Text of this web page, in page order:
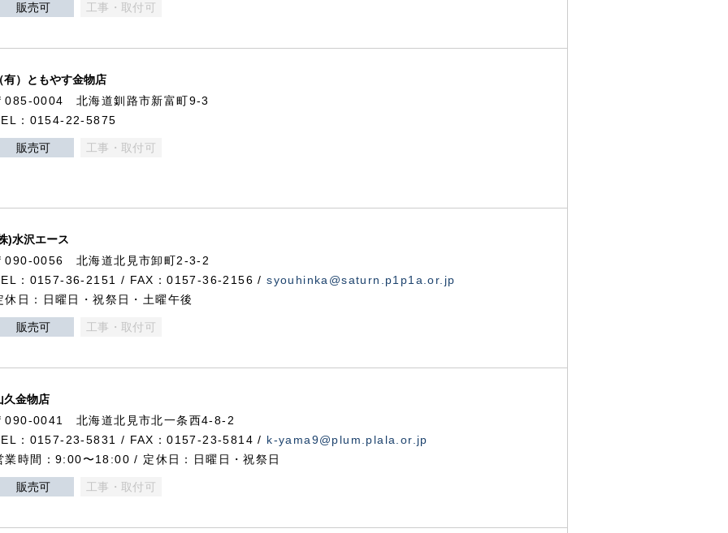
販売可 工事・取付可
有）ともやす金物店
085-0004 北海道釧路市新富町9-3
：0154-22-5875
販売可 工事・取付可
)水沢エース
090-0056 北海道北見市卸町2-3-2
：0157-36-2151 / FAX：0157-36-2156 /syouhinka@saturn.p1p1a.or.jp
休日：日曜日・祝祭日・土曜午後
販売可 工事・取付可
久金物店
090-0041 北海道北見市北一条西4-8-2
：0157-23-5831 / FAX：0157-23-5814 / k-yama9@plum.plala.or.jp
業時間：9:00〜18:00 / 定休日：日曜日・祝祭日
販売可 工事・取付可